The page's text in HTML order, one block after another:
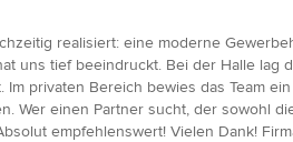
realisiert: eine moderne
uns tief beeindruckt. Bei der Halle
privaten Bereich bewies das Team
Wer einen Partner sucht, der sowohl
empfehlenswert! Vielen Dank!